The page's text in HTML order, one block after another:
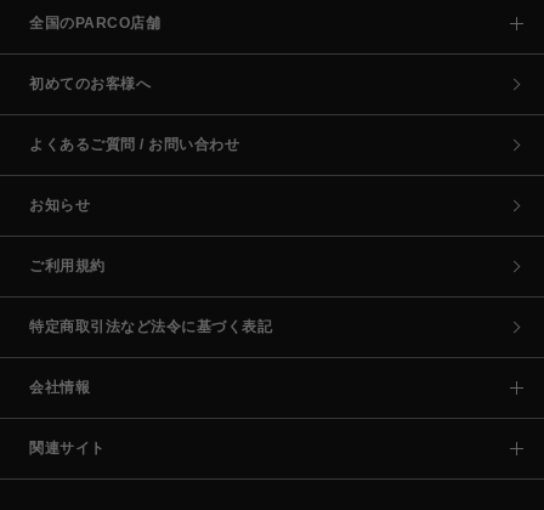
全国のPARCO店舗
初めてのお客様へ
よくあるご質問 / お問い合わせ
お知らせ
ご利用規約
特定商取引法など法令に基づく表記
会社情報
関連サイト